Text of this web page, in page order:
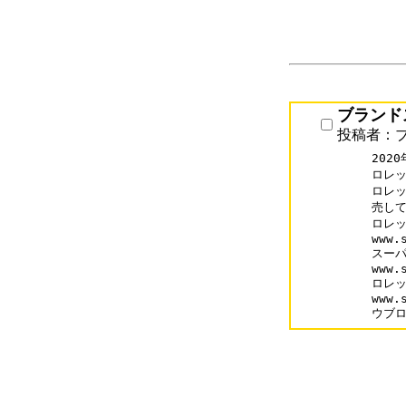
ブラン
投稿者：
2020
ロレ
ロレ
売し
ロレ
スー
ロレ
ウブ